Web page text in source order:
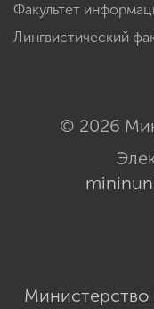
Факультет
Лингвистический
© 2026